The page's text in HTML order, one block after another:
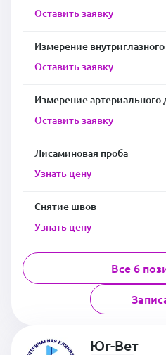
Оставить заявку
Измерение
Оставить заявку
Измерение артериального
Оставить заявку
Лисаминовая проба
Узнать цену
Снятие швов
Узнать цену
Все 6
Юг-Вет